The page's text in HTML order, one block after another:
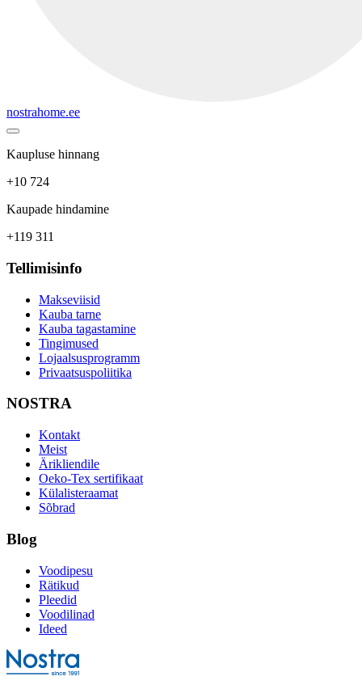
nostrahome.ee
Kaupluse hinnang
+10 724
Kaupade hindamine
+119 311
Tellimisinfo
Makseviisid
Kauba tarne
Kauba tagastamine
Tingimused
Lojaalsusprogramm
Privaatsuspoliitika
NOSTRA
Kontakt
Meist
Ärikliendile
Oeko-Tex sertifikaat
Külalisteraamat
Sõbrad
Blog
Voodipesu
Rätikud
Pleedid
Voodilinad
Ideed